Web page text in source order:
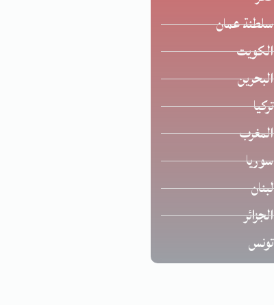
سلطنة عمان
الكويت
البحرين
تركيا
المغرب
سوريا
لبنان
الجزائر
تونس